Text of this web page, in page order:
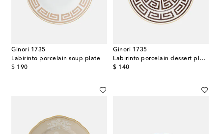
Ginori 1735
Labirinto porcelain soup plate
$ 190
original price
Ginori 1735
Labirinto porcelain dessert plate
$ 140
original price